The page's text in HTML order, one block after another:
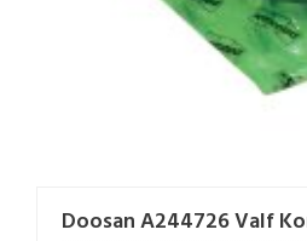
Doosan A244726 Valf